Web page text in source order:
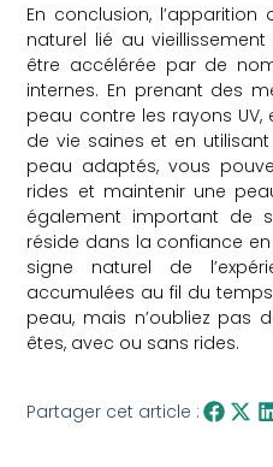
En conclusion,
naturel lié au
être accélérée par de
internes. En prenant des
peau contre les rayons
de vie saines et en
peau adaptés, vous
rides et maintenir une
également important de
réside dans la confiance
signe naturel de
accumulées au fil du
peau, mais n’oubliez pas
êtes, avec ou sans rides.
Partager cet article :